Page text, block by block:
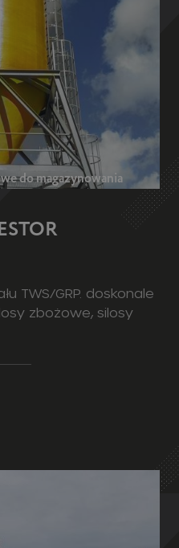
do magazynowania
TWS/GRP. doskonale
zbożowe, silosy